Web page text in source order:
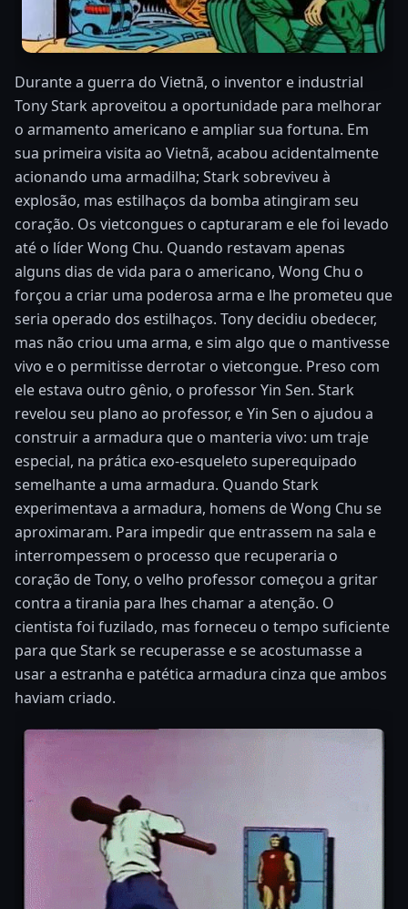
Durante a guerra do Vietnã, o inventor e industrial
Tony Stark aproveitou a oportunidade para melhorar
o armamento americano e ampliar sua fortuna. Em
sua primeira visita ao Vietnã, acabou acidentalmente
acionando uma armadilha; Stark sobreviveu à
explosão, mas estilhaços da bomba atingiram seu
coração. Os vietcongues o capturaram e ele foi levado
até o líder Wong Chu. Quando restavam apenas
alguns dias de vida para o americano, Wong Chu o
forçou a criar uma poderosa arma e lhe prometeu que
seria operado dos estilhaços. Tony decidiu obedecer,
mas não criou uma arma, e sim algo que o mantivesse
vivo e o permitisse derrotar o vietcongue. Preso com
ele estava outro gênio, o professor Yin Sen. Stark
revelou seu plano ao professor, e Yin Sen o ajudou a
construir a armadura que o manteria vivo: um traje
especial, na prática exo-esqueleto superequipado
semelhante a uma armadura. Quando Stark
experimentava a armadura, homens de Wong Chu se
aproximaram. Para impedir que entrassem na sala e
interrompessem o processo que recuperaria o
coração de Tony, o velho professor começou a gritar
contra a tirania para lhes chamar a atenção. O
cientista foi fuzilado, mas forneceu o tempo suficiente
para que Stark se recuperasse e se acostumasse a
usar a estranha e patética armadura cinza que ambos
haviam criado.